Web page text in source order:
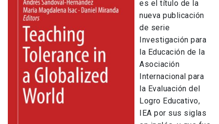
es el título de la
nueva publicación
de serie
Investigación para
la Educación de la
Asociación
Internacional para
la Evaluación del
Logro Educativo,
IEA por sus siglas